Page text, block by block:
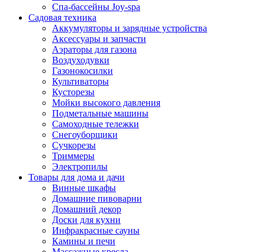
Спа-бассейны Joy-spa
Садовая техника
Аккумуляторы и зарядные устройства
Аксессуары и запчасти
Аэраторы для газона
Воздуходувки
Газонокосилки
Культиваторы
Кусторезы
Мойки высокого давления
Подметальные машины
Самоходные тележки
Снегоуборщики
Сучкорезы
Триммеры
Электропилы
Товары для дома и дачи
Винные шкафы
Домашние пивоварни
Домашний декор
Доски для кухни
Инфракрасные сауны
Камины и печи